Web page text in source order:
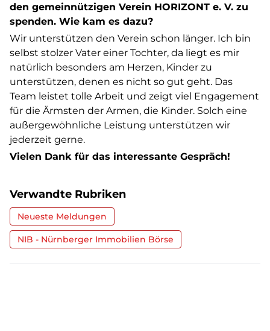
den gemeinnützigen Verein HORIZONT e. V. zu
spenden. Wie kam es dazu?
Wir unterstützen den Verein schon länger. Ich bin
selbst stolzer Vater einer Tochter, da liegt es mir
natürlich besonders am Herzen, Kinder zu
unterstützen, denen es nicht so gut geht. Das
Team leistet tolle Arbeit und zeigt viel Engagement
für die Ärmsten der Armen, die Kinder. Solch eine
außergewöhnliche Leistung unterstützen wir
jederzeit gerne.
Vielen Dank für das interessante Gespräch!
Verwandte Rubriken
Neueste Meldungen
NIB - Nürnberger Immobilien Börse